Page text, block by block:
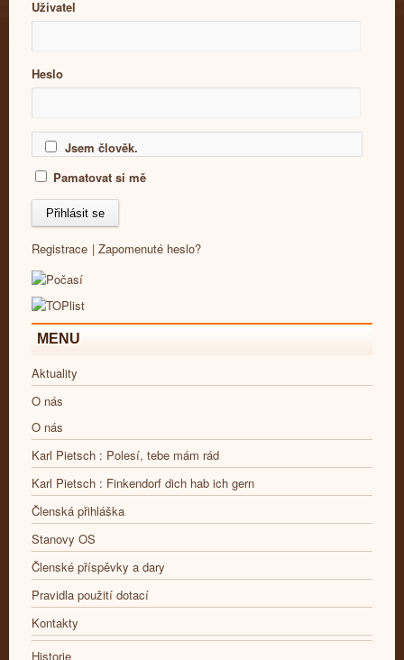
Uživatel
Heslo
Jsem člověk.
Pamatovat si mě
Registrace | Zapomenuté heslo?
MENU
Aktuality
O nás
O nás
Karl Pietsch : Polesí, tebe mám rád
Karl Pietsch : Finkendorf dich hab ich gern
Členská přihláška
Stanovy OS
Členské příspěvky a dary
Pravidla použití dotací
Kontakty
Historie